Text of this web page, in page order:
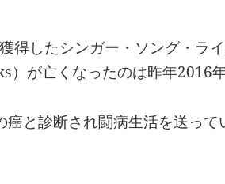
得したシンガー・ソング・ラ
）が亡くなったのは昨年2016年
癌と診断され闘病生活を送っ